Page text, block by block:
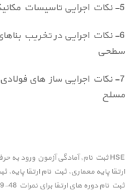
5- نکات اجرایی تاسیسات مکانیکی ساختمان (1)
6- نکات اجرایی در تخریب
سطحی
مسلح
HSE ثبت نام ,آمادگی آزمون ورود به
ارتقا پایه معماری, ثبت نام ارتقا پایه,
ثبت نام دوره های ارتقا برای نمرات 48-49